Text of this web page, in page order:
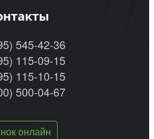
545-42-36
115-09-15
115-10-15
500-04-67
онлайн